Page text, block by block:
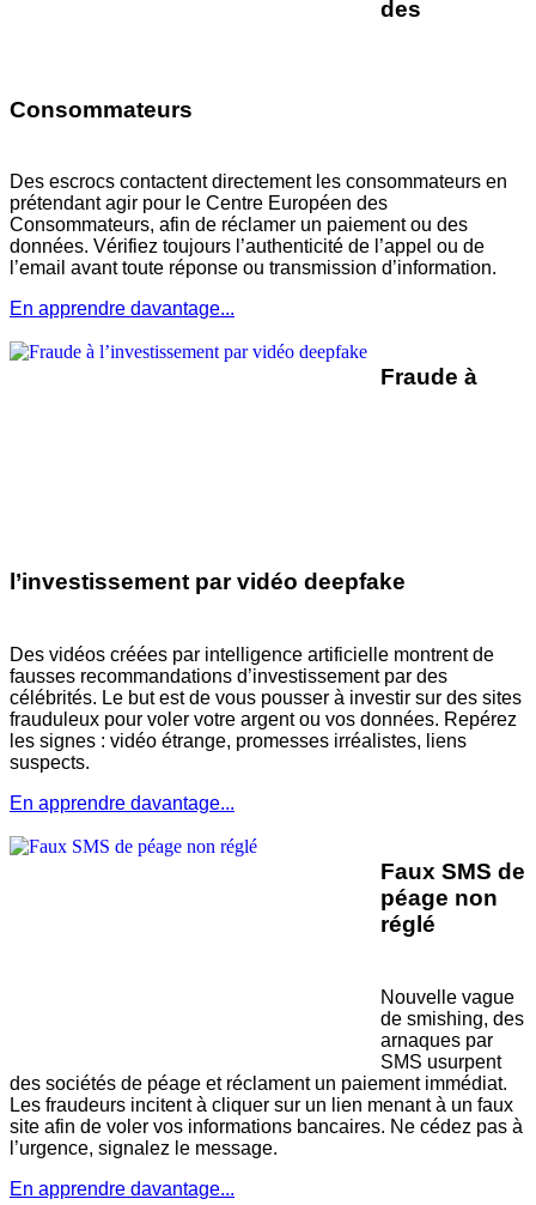
des
Consommateurs
Des escrocs contactent directement les consommateurs en
prétendant agir pour le Centre Européen des
Consommateurs, afin de réclamer un paiement ou des
données. Vérifiez toujours l’authenticité de l’appel ou de
l’email avant toute réponse ou transmission d’information.
En apprendre davantage...
Fraude à
l’investissement par vidéo deepfake
Des vidéos créées par intelligence artificielle montrent de
fausses recommandations d’investissement par des
célébrités. Le but est de vous pousser à investir sur des sites
frauduleux pour voler votre argent ou vos données. Repérez
les signes : vidéo étrange, promesses irréalistes, liens
suspects.
En apprendre davantage...
Faux SMS de
péage non
réglé
Nouvelle vague
de smishing, des
arnaques par
SMS usurpent
des sociétés de péage et réclament un paiement immédiat.
Les fraudeurs incitent à cliquer sur un lien menant à un faux
site afin de voler vos informations bancaires. Ne cédez pas à
l’urgence, signalez le message.
En apprendre davantage...